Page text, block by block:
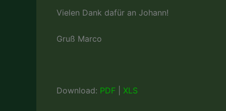
Vielen Dank dafür an Johann!
Gruß Marco
Download: PDF XLS